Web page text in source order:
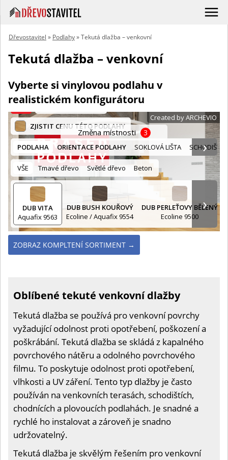
Dřevostavitel » Podlahy» Tekutá dlažba – venkovní
Tekutá dlažba – venkovní
Vyberte si vinylovou podlahu v
realistickém konfigurátoru
ZOBRAZ KOMPLTENÍ SORTIMENT →
Oblíbené tekuté venkovní dlažby
Tekutá dlažba se používá pro venkovní povrchy
vyžadující odolnost proti opotřebení, poškození a
poškrábání. Tekutá dlažba se skládá z kapalného
povrchového nátěru a odolného povrchového
filmu. To poskytuje odolnost proti opotřebení,
vlhkosti a UV záření. Tento typ dlažby je často
používán na venkovních terasách, schodištích,
chodnících a plovoucích podlahách. Je snadné a
rychlé ho instalovat a zároveň je snadno
udržovatelný.
Tekutá dlažba je skvělým řešením pro venkovní